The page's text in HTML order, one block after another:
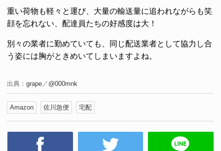
重い荷物も軽々と運び、大量の輸送量に追われながらも笑
顔を忘れない、配達員たちの好感度は大！
別々の業者に勤めていても、同じ配送業者として協力し合
う姿には胸がときめいてしまいますよね。
出典： grape／ @000mnk
Amazon 佐川急便 宅配